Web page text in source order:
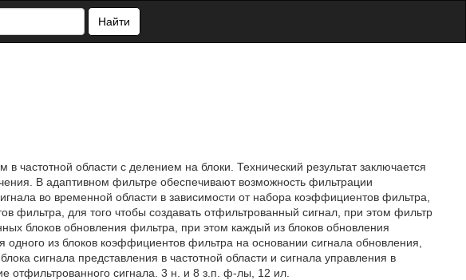
Найти
частотной области с делением на блоки. Технический результат заключается
В адаптивном фильтре обеспечивают возможность фильтрации
во временной области в зависимости от набора коэффициентов фильтра,
фильтра, для того чтобы создавать отфильтрованный сигнал, при этом фильтр
блоков обновления фильтра, при этом каждый из блоков обновления
из блоков коэффициентов фильтра на основании сигнала обновления,
сигнала представления в частотной области и сигнала управления в
отфильтрованного сигнала. 3 н. и 8 з.п. ф-лы, 12 ил.